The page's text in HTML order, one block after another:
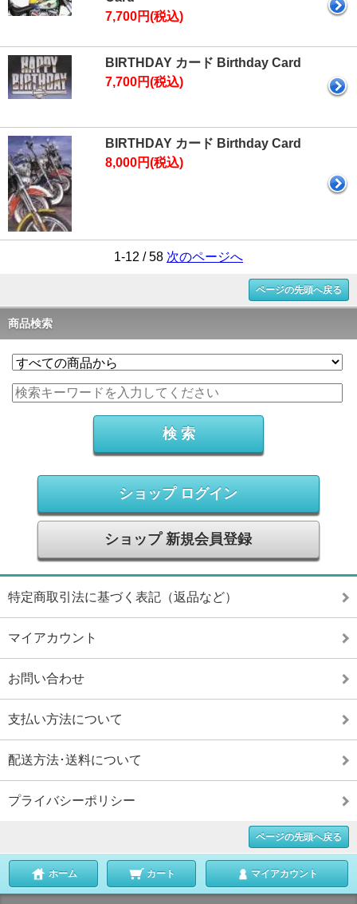
7,700円(税込)
BIRTHDAY カード Birthday Card
7,700円(税込)
BIRTHDAY カード Birthday Card
8,000円(税込)
1-12 / 58 次のページへ
ページの先頭へ戻る
商品検索
ショップ ログイン
ショップ 新規会員登録
特定商取引法に基づく表記（返品など）
マイアカウント
お問い合わせ
支払い方法について
配送方法･送料について
プライバシーポリシー
ページの先頭へ戻る
ホーム カート マイアカウント